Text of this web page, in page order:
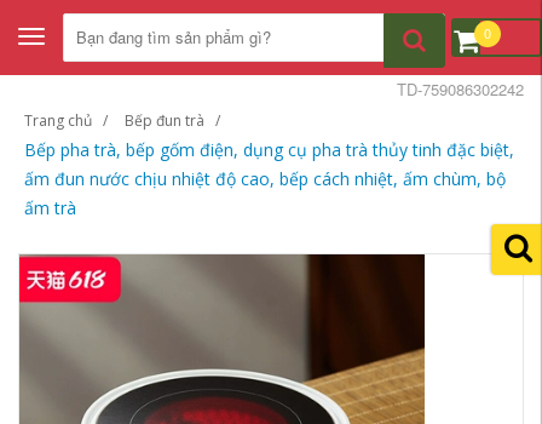
Toggle
navigation
0
Trang chủ Bếp đun trà
Bếp pha trà, bếp gốm điện, dụng cụ pha trà thủy tinh đặc biệt,
ấm đun nước chịu nhiệt độ cao, bếp cách nhiệt, ấm chùm, bộ
ấm trà
TD-759086302242